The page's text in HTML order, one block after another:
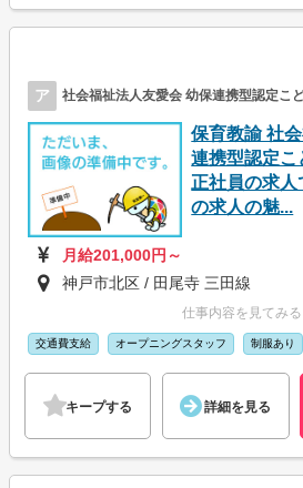
ア 社会福祉法人友愛会 幼保連携型認定こ
保育教諭 社
連携型認定こ
正社員の求
の求人の魅...
月給201,000円～
神戸市北区 / 田尾寺 三田線
仕事内容を見てみ
交通費支給 オープニングスタッフ 制服あり
キープする 詳細を見る